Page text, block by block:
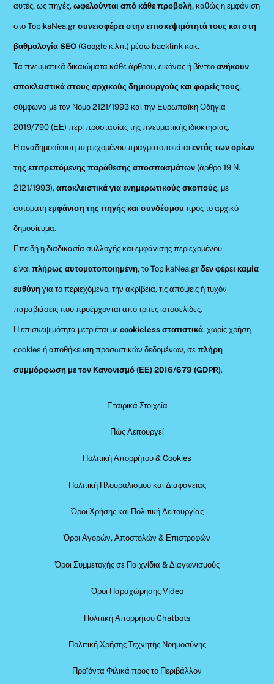
αυτές, ως πηγές,ωφελούνται από κάθε προβολή, καθώς η εμφάνιση
στο TopikaNea.gr συνεισφέρει στην επισκεψιμότητά τους και στη
βαθμολογία SEO (Google κ.λπ.) μέσω backlink κοκ.
Τα πνευματικά δικαιώματα κάθε άρθρου, εικόνας ή βίντεοανήκουν
αποκλειστικά στους αρχικούς δημιουργούς και φορείς τους,
σύμφωνα με τον Νόμο 2121/1993 και την Ευρωπαϊκή Οδηγία
2019/790 (ΕΕ) περί προστασίας της πνευματικής ιδιοκτησίας.
Η αναδημοσίευση περιεχομένου πραγματοποιείταιεντός των ορίων
της επιτρεπόμενης παράθεσης αποσπασμάτων (άρθρο 19 Ν.
2121/1993), αποκλειστικά για ενημερωτικούς σκοπούς, με
αυτόματηεμφάνιση της πηγής και συνδέσμου προς το αρχικό
δημοσίευμα.
Επειδή η διαδικασία συλλογής και εμφάνισης περιεχομένου
είναιπλήρως αυτοματοποιημένη, το TopikaNea.grδεν φέρει καμία
ευθύνη για το περιεχόμενο, την ακρίβεια, τις απόψεις ή τυχόν
παραβιάσεις που προέρχονται από τρίτες ιστοσελίδες.
Η επισκεψιμότητα μετριέται μεcookieless στατιστικά, χωρίς χρήση
cookies ή αποθήκευση προσωπικών δεδομένων, σεπλήρη
συμμόρφωση με τον Κανονισμό (ΕΕ) 2016/679 (GDPR).
Εταιρικά Στοιχεία
Πώς Λειτουργεί
Πολιτική Απορρήτου & Cookies
Πολιτική Πλουραλισμού και Διαφάνειας
Όροι Χρήσης και Πολιτική Λειτουργίας
Όροι Αγορών, Αποστολών & Επιστροφών
Όροι Συμμετοχής σε Παιχνίδια & Διαγωνισμούς
Όροι Παραχώρησης Video
Πολιτική Απορρήτου Chatbots
Πολιτική Χρήσης Τεχνητής Νοημοσύνης
Προϊόντα Φιλικά προς το Περιβάλλον